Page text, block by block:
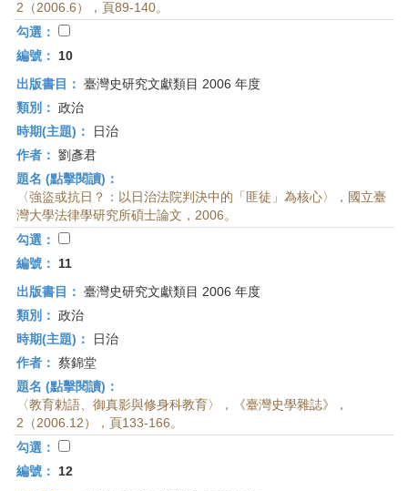
2（2006.6），頁89-140。
勾選：
編號：
10
出版書目： 臺灣史研究文獻類目 2006 年度
類別： 政治
時期(主題)：
日治
作者： 劉彥君
題名 (點擊閱讀)：
〈強盜或抗日？：以日治法院判決中的「匪徒」為核心〉，國立臺
灣大學法律學研究所碩士論文，2006。
勾選：
編號：
11
出版書目： 臺灣史研究文獻類目 2006 年度
類別： 政治
時期(主題)：
日治
作者： 蔡錦堂
題名 (點擊閱讀)：
〈教育勅語、御真影與修身科教育〉，《臺灣史學雜誌》，
2（2006.12），頁133-166。
勾選：
編號：
12